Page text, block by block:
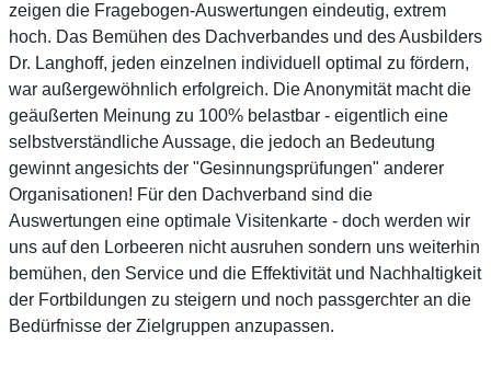
zeigen die Fragebogen-Auswertungen eindeutig, extrem
hoch. Das Bemühen des Dachverbandes und des Ausbilders
Dr. Langhoff, jeden einzelnen individuell optimal zu fördern,
war außergewöhnlich erfolgreich. Die Anonymität macht die
geäußerten Meinung zu 100% belastbar - eigentlich eine
selbstverständliche Aussage, die jedoch an Bedeutung
gewinnt angesichts der "Gesinnungsprüfungen" anderer
Organisationen! Für den Dachverband sind die
Auswertungen eine optimale Visitenkarte - doch werden wir
uns auf den Lorbeeren nicht ausruhen sondern uns weiterhin
bemühen, den Service und die Effektivität und Nachhaltigkeit
der Fortbildungen zu steigern und noch passgerchter an die
Bedürfnisse der Zielgruppen anzupassen.